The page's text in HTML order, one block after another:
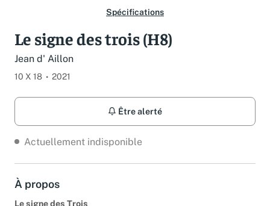
Le signe des trois (H8)
Actuellement indisponible
À propos